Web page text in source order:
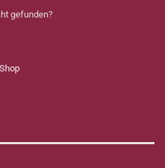
gefunden?